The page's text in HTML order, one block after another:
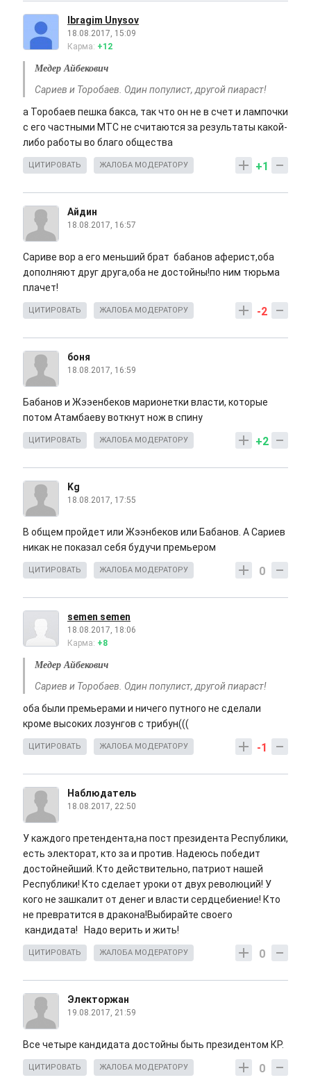
Ibragim Unysov
18.08.2017, 15:09
Карма: +12
Медер Айбекович
Сариев и Торобаев. Один популист, другой пиараст!
а Торобаев пешка бакса, так что он не в счет и лампочки
с его частными МТС не считаются за результаты какой-
либо работы во благо общества
+1
ЦИТИРОВАТЬ ЖАЛОБА МОДЕРАТОРУ
Айдин
18.08.2017, 16:57
Сариве вор а его меньший брат бабанов аферист,оба
дополняют друг друга,оба не достойны!по ним тюрьма
плачет!
-2
ЦИТИРОВАТЬ ЖАЛОБА МОДЕРАТОРУ
боня
18.08.2017, 16:59
Бабанов и Жээенбеков марионетки власти, которые
потом Атамбаеву воткнут нож в спину
+2
ЦИТИРОВАТЬ ЖАЛОБА МОДЕРАТОРУ
Kg
18.08.2017, 17:55
В общем пройдет или Жээнбеков или Бабанов. А Сариев
никак не показал себя будучи премьером
0
ЦИТИРОВАТЬ ЖАЛОБА МОДЕРАТОРУ
semen semen
18.08.2017, 18:06
Карма: +8
Медер Айбекович
Сариев и Торобаев. Один популист, другой пиараст!
оба были премьерами и ничего путного не сделали
кроме высоких лозунгов с трибун(((
-1
ЦИТИРОВАТЬ ЖАЛОБА МОДЕРАТОРУ
Наблюдатель
18.08.2017, 22:50
У каждого претендента,на пост президента Республики,
есть электорат, кто за и против. Надеюсь победит
достойнейший. Кто действительно, патриот нашей
Республики! Кто сделает уроки от двух революций! У
кого не зашкалит от денег и власти сердцебиение! Кто
не превратится в дракона!Выбирайте своего
кандидата! Надо верить и жить!
0
ЦИТИРОВАТЬ ЖАЛОБА МОДЕРАТОРУ
Электоржан
19.08.2017, 21:59
Все четыре кандидата достойны быть президентом КР.
0
ЦИТИРОВАТЬ ЖАЛОБА МОДЕРАТОРУ